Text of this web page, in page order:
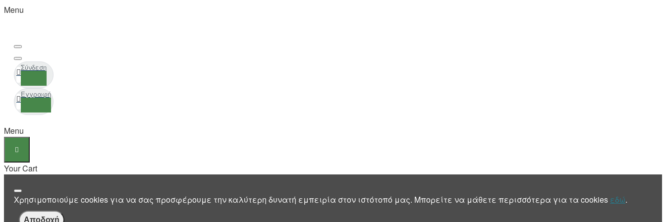
Menu
Σύνδεση
Εγγραφή
Menu
Your Cart
Χρησιμοποιούμε cookies για να σας προσφέρουμε την καλύτερη δυνατή εμπειρία στον ιστότοπό μας. Μπορείτε να μάθετε περισσότερα για τα cookies εδώ.
Αποδοχή